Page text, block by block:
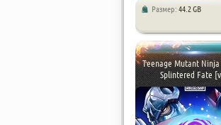
Размер: 44.2 GB
Teenage Mutant Ninja
Splintered Fate